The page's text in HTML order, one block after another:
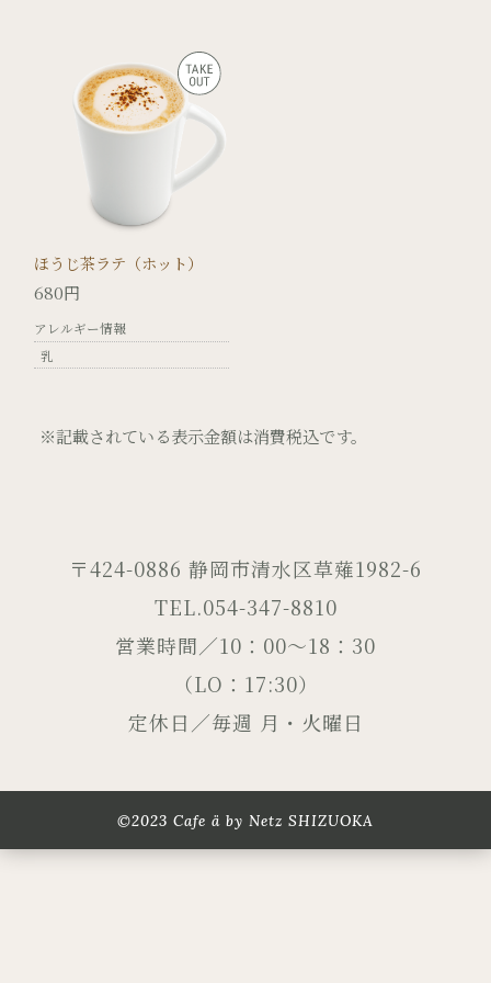
ほうじ茶ラテ（ホット）
680円
アレルギー情報
乳
※記載されている表示金額は消費税込です。
〒424-0886 静岡市清水区草薙1982-6
TEL.054-347-8810
営業時間／10：00～18：30
（LO：17:30）
定休日／毎週 月・火曜日
©2023 Cafe ä by Netz SHIZUOKA